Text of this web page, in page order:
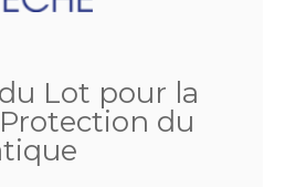
Lot pour la
du